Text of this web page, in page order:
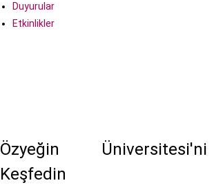
Duyurular
Etkinlikler
Özyeğin Üniversitesi'ni
Keşfedin